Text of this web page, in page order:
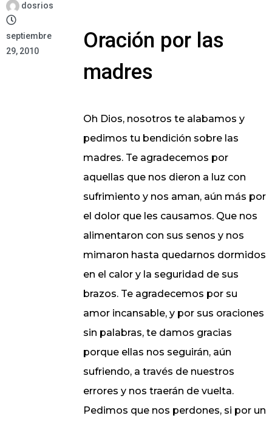
dosrios
septiembre
29, 2010
Oración por las
madres
Oh Dios, nosotros te alabamos y
pedimos tu bendición sobre las
madres. Te agradecemos por
aquellas que nos dieron a luz con
sufrimiento y nos aman, aún más por
el dolor que les causamos. Que nos
alimentaron con sus senos y nos
mimaron hasta quedarnos dormidos
en el calor y la seguridad de sus
brazos. Te agradecemos por su
amor incansable, y por sus oraciones
sin palabras, te damos gracias
porque ellas nos seguirán, aún
sufriendo, a través de nuestros
errores y nos traerán de vuelta.
Pedimos que nos perdones, si por un